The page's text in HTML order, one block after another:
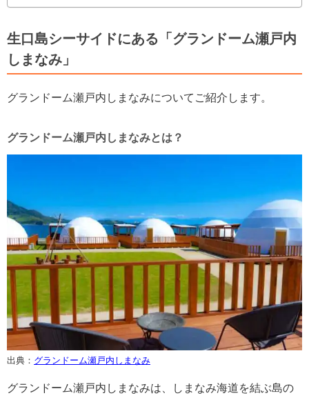
生口島シーサイドにある「グランドーム瀬戸内
しまなみ」
グランドーム瀬戸内しまなみについてご紹介します。
グランドーム瀬戸内しまなみとは？
出典： グランドーム瀬戸内しまなみ
グランドーム瀬戸内しまなみは、しまなみ海道を結ぶ島の